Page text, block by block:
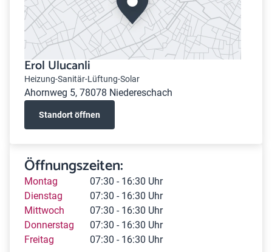
Erol Ulucanli
Heizung-Sanitär-Lüftung-Solar
Ahornweg 5, 78078 Niedereschach
Standort öffnen
Öffnungszeiten:
Montag
07:30 - 16:30 Uhr
Dienstag
07:30 - 16:30 Uhr
Mittwoch
07:30 - 16:30 Uhr
Donnerstag
07:30 - 16:30 Uhr
Freitag
07:30 - 16:30 Uhr